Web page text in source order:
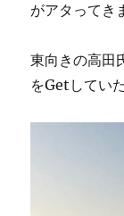
がアタってき
東向きの高田
をGetしてい